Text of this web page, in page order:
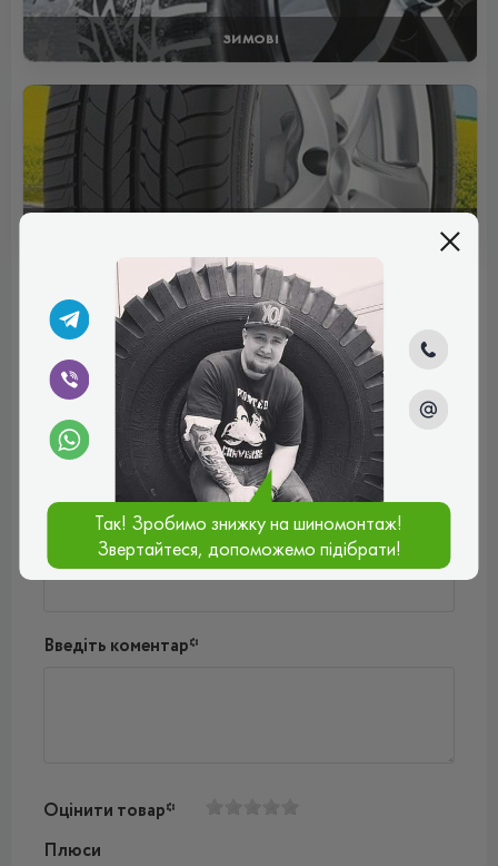
ЗИМОВІ
Відгуки (0)
Поки немає коментарів
Написати коментар
Ім'я*
Ваш e-mail*
Введіть коментар*
Оцінити товар*
Плюси
Так! Зробимо знижку на шиномонтаж!
Звертайтеся, допоможемо підібрати!